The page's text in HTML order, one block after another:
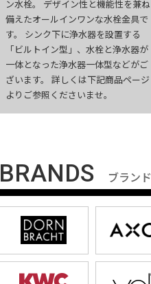
ン水栓。 デザイン性と機能性を兼ね
備えたオールインワンな水栓金具で
す。 シンク下に浄水器を設置する
「ビルトイン型」、水栓と浄水器が
一体となった浄水器一体型などがご
ざいます。 詳しくは下記商品ページ
よりご参照くださいませ。
BRANDS ブランド